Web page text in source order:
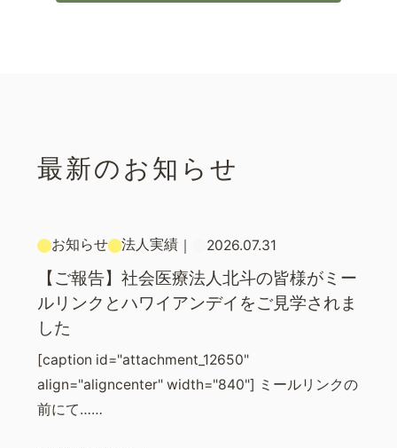
最新のお知らせ
お知らせ 法人実績 ｜ 2026.07.31
【ご報告】社会医療法人北斗の皆様がミー
ルリンクとハワイアンデイをご見学されま
した
[caption id="attachment_12650"
align="aligncenter" width="840"] ミールリンクの
前にて……